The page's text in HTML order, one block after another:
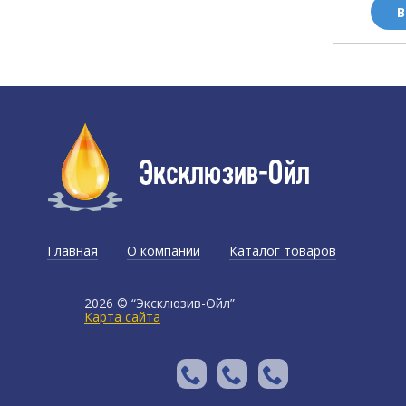
Главная О компании Каталог товаров
2026 © “Эксклюзив-Ойл”
Карта сайта